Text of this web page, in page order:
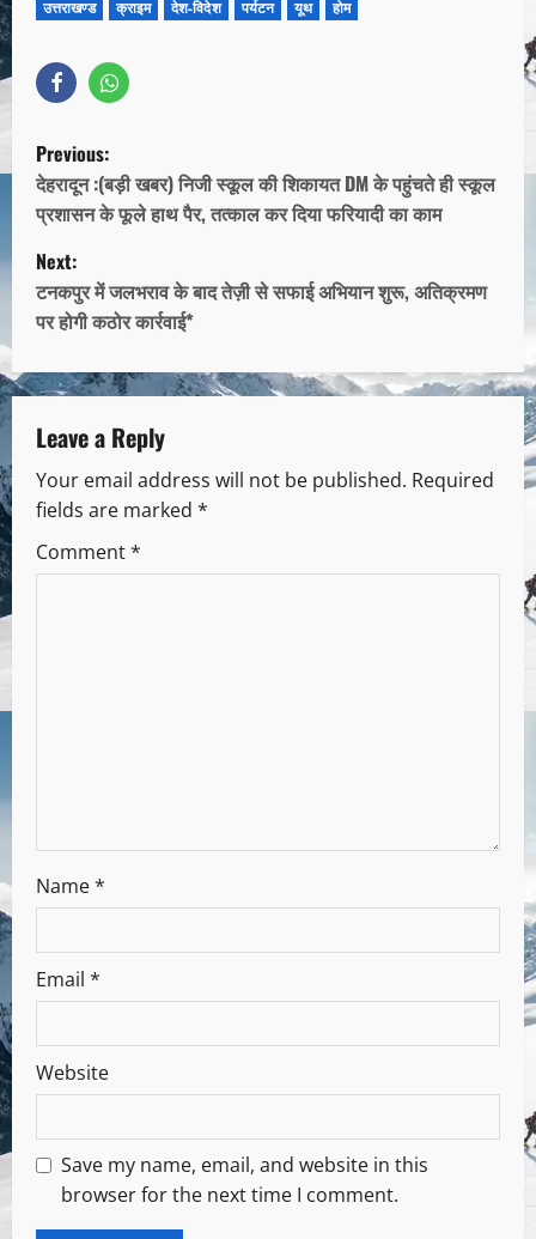
उत्तराखण्ड क्राइम देश-विदेश पर्यटन यूथ होम
Previous:
देहरादून :(बड़ी खबर) निजी स्कूल की शिकायत DM के पहुंचते ही स्कूल
प्रशासन के फूले हाथ पैर, तत्काल कर दिया फरियादी का काम
Next:
टनकपुर में जलभराव के बाद तेज़ी से सफाई अभियान शुरू, अतिक्रमण
पर होगी कठोर कार्रवाई*
Leave a Reply
Your email address will not be published. Required
fields are marked *
Comment*
Name*
Email *
Website
Save my name, email, and website in this
browser for the next time I comment.